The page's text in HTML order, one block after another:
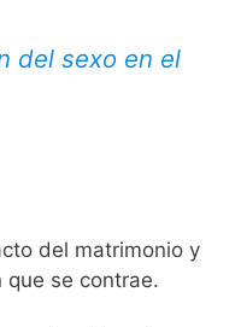
del sexo en el
del matrimonio y
que se contrae.